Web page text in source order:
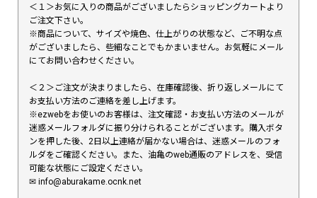
＜１＞お気に入りの商品がございましたらショッピングカートより
ご注文下さい。
※商品について、サイズや焼色、仕上がりの状態など、ご不明な点
がございましたら、些細なことでもかまいません。お気軽にメール
にてお問い合わせください。
＜２＞ご注文が決まりましたら、在庫確認後、折り返しメールにて
お支払い方法のご連絡を差し上げます。
※ezwebをお使いのお客様は、注文確認・お支払い方法のメールが
迷惑メールフォルダに振り分けられることがございます。購入ボタ
ンを押した後、2日以上連絡が届かない場合は、迷惑メールのフォ
ルダをご確認ください。また、油亀のweb通販のアドレスを、受信
可能な状態にご設定ください。
✉︎ info@aburakame.ocnk.net